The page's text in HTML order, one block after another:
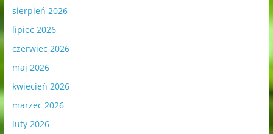
sierpień 2026
lipiec 2026
czerwiec 2026
maj 2026
kwiecień 2026
marzec 2026
luty 2026